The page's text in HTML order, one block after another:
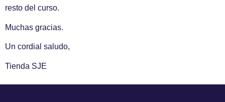
resto del curso.
Muchas gracias.
Un cordial saludo,
Tienda SJE